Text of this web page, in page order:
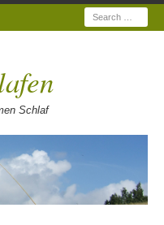
Search
Schlaf